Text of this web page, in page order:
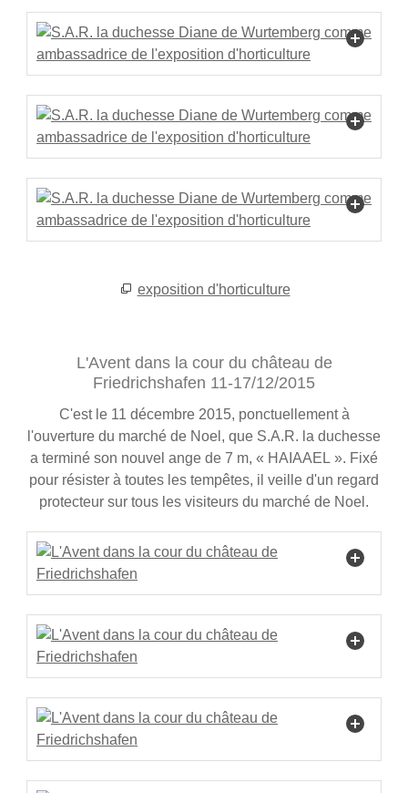
exposition d'horticulture
L'Avent dans la cour du château de
Friedrichshafen 11-17/12/2015
C'est le 11 décembre 2015, ponctuellement à
l'ouverture du marché de Noel, que S.A.R. la duchesse
a terminé son nouvel ange de 7 m, « HAIAAEL ». Fixé
pour résister à toutes les tempêtes, il veille d'un regard
protecteur sur tous les visiteurs du marché de Noel.